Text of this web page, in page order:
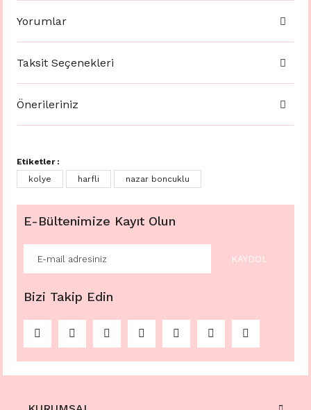
Yorumlar
Taksit Seçenekleri
Önerileriniz
Etiketler :
kolye
harfli nazar boncuklu
E-Bültenimize Kayıt Olun
KAYDOL
Bizi Takip Edin